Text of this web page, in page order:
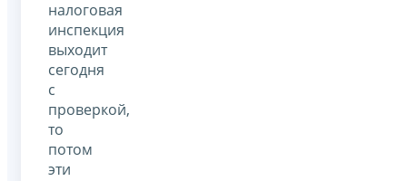
налоговая
инспекция
выходит
сегодня
с
проверкой,
то
потом
эти